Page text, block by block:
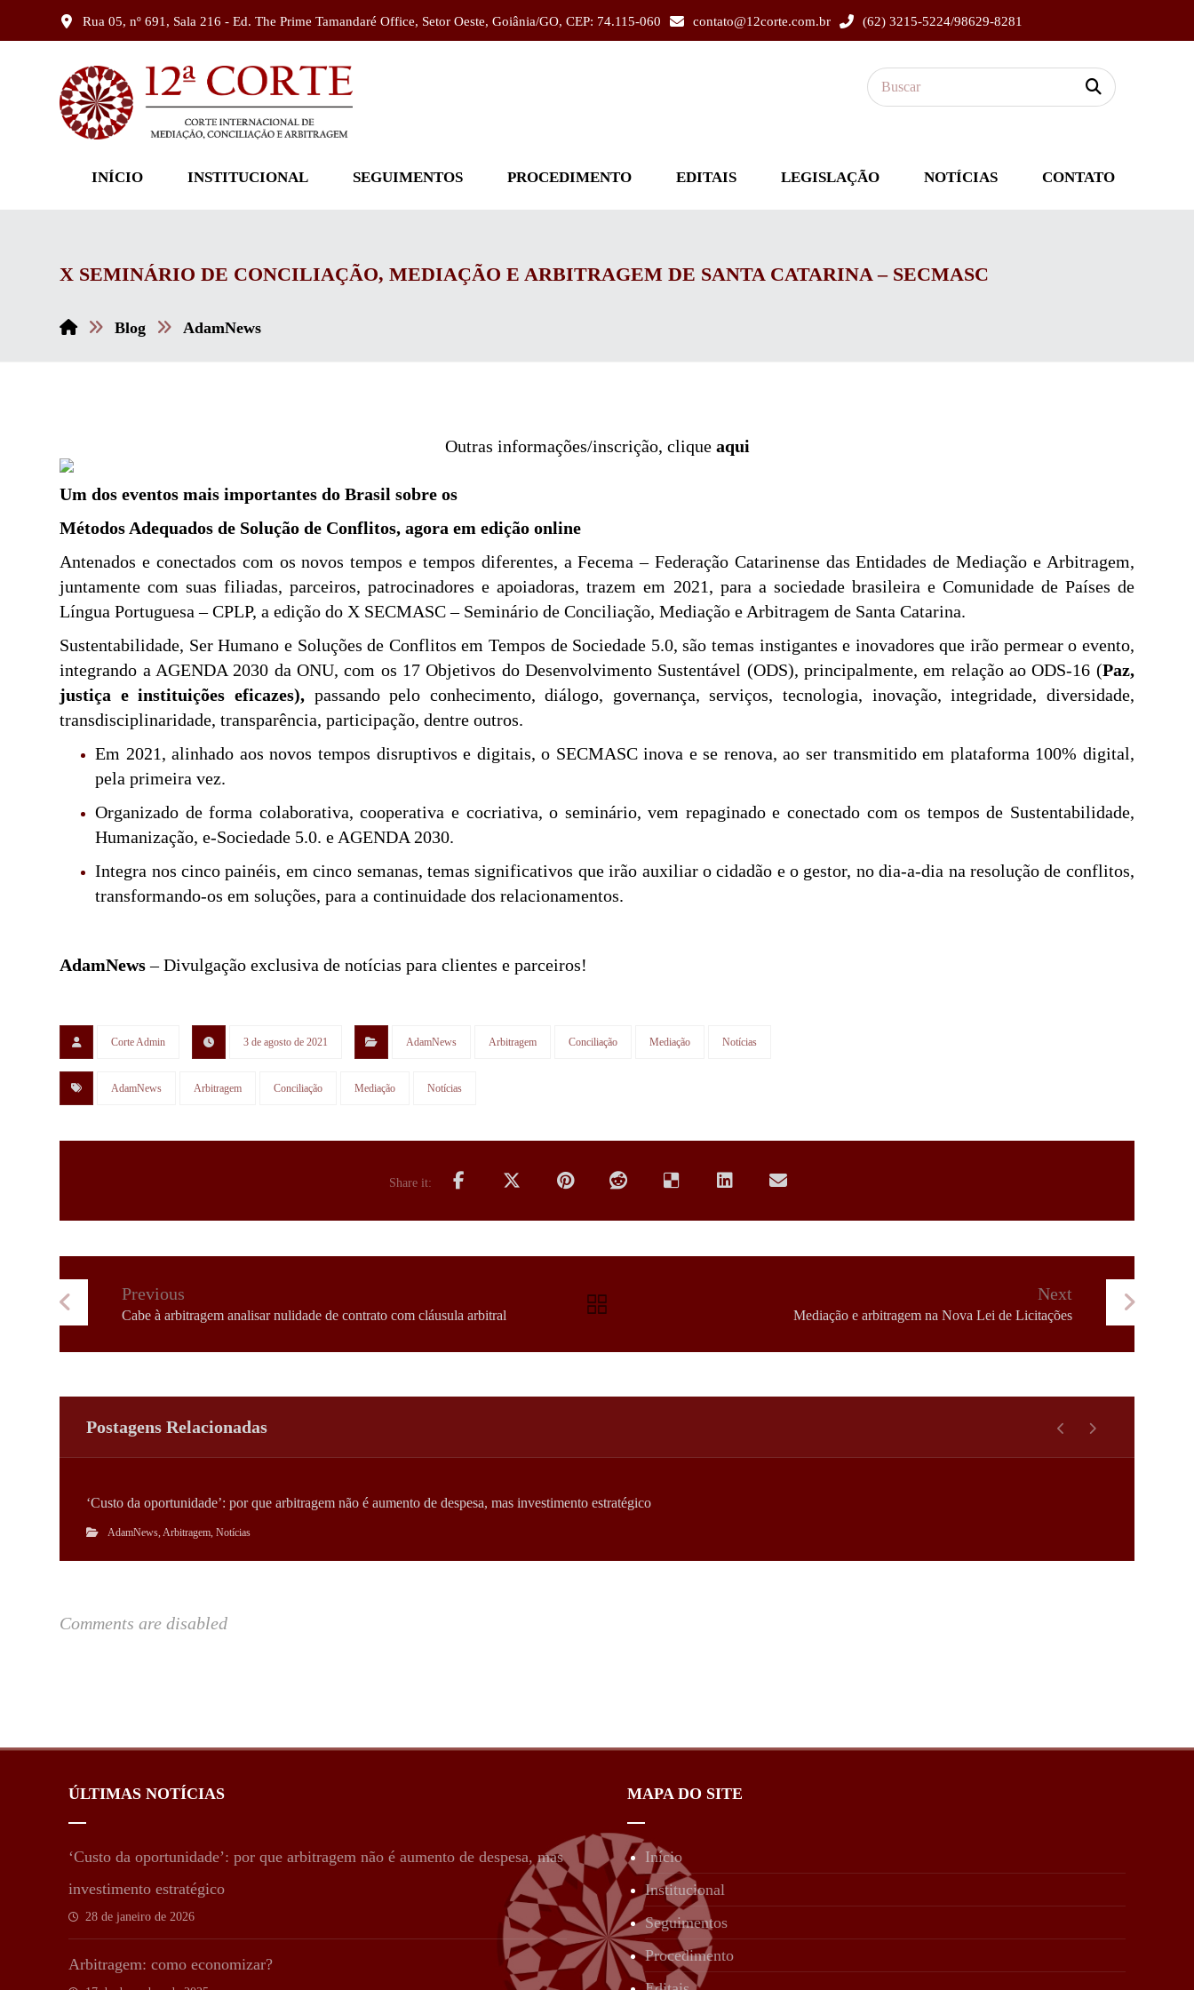
Rua 05, nº 691, Sala 216 - Ed. The Prime Tamandaré Office, Setor Oeste, Goiânia/GO, CEP: 74.115-060 contato@12corte.com.br (62) 3215-5224/98629-8281
INÍCIO INSTITUCIONAL SEGUIMENTOS PROCEDIMENTO EDITAIS LEGISLAÇÃO NOTÍCIAS CONTATO
X SEMINÁRIO DE CONCILIAÇÃO, MEDIAÇÃO E ARBITRAGEM DE SANTA CATARINA – SECMASC
Blog AdamNews
Outras informações/inscrição, clique aqui
Um dos eventos mais importantes do Brasil sobre os
Métodos Adequados de Solução de Conflitos, agora em edição online
Antenados e conectados com os novos tempos e tempos diferentes, a Fecema – Federação Catarinense das Entidades de Mediação e Arbitragem,
juntamente com suas filiadas, parceiros, patrocinadores e apoiadoras, trazem em 2021, para a sociedade brasileira e Comunidade de Países de
Língua Portuguesa – CPLP, a edição do X SECMASC – Seminário de Conciliação, Mediação e Arbitragem de Santa Catarina.
Sustentabilidade, Ser Humano e Soluções de Conflitos em Tempos de Sociedade 5.0, são temas instigantes e inovadores que irão permear o evento,
integrando a AGENDA 2030 da ONU, com os 17 Objetivos do Desenvolvimento Sustentável (ODS), principalmente, em relação ao ODS-16 (Paz,
justiça e instituições eficazes),passando pelo conhecimento, diálogo, governança, serviços, tecnologia, inovação, integridade, diversidade,
transdisciplinaridade, transparência, participação, dentre outros.
Em 2021, alinhado aos novos tempos disruptivos e digitais, o SECMASC inova e se renova, ao ser transmitido em plataforma 100% digital,
pela primeira vez.
Organizado de forma colaborativa, cooperativa e cocriativa, o seminário, vem repaginado e conectado com os tempos de Sustentabilidade,
Humanização, e-Sociedade 5.0. e AGENDA 2030.
Integra nos cinco painéis, em cinco semanas, temas significativos que irão auxiliar o cidadão e o gestor, no dia-a-dia na resolução de conflitos,
transformando-os em soluções, para a continuidade dos relacionamentos.
AdamNews– Divulgação exclusiva de notícias para clientes e parceiros!
Corte Admin 3 de agosto de 2021 AdamNews Arbitragem Conciliação Mediação Notícias
AdamNews Arbitragem Conciliação Mediação Notícias
Previous
Cabe à arbitragem analisar nulidade de contrato com cláusula arbitral
Next
Mediação e arbitragem na Nova Lei de Licitações
Postagens Relacionadas
‘Custo da oportunidade’: por que arbitragem não é aumento de despesa, mas investimento estratégico
AdamNews,Arbitragem,Notícias
Comments are disabled
ÚLTIMAS NOTÍCIAS
‘Custo da oportunidade’: por que arbitragem não é aumento de despesa, mas
investimento estratégico
28 de janeiro de 2026
Arbitragem: como economizar?
MAPA DO SITE
Início
Institucional
Seguimentos
Procedimento